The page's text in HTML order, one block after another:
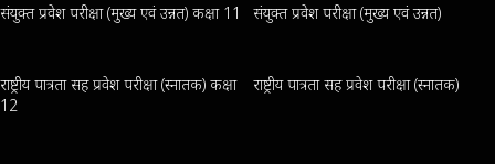
संयुक्त प्रवेश परीक्षा (मुख्य एवं उन्नत) कक्षा 11 संयुक्त प्रवेश परीक्षा (मुख्य एवं उन्नत)
राष्ट्रीय पात्रता सह प्रवेश परीक्षा (स्नातक) कक्षा
12
राष्ट्रीय पात्रता सह प्रवेश परीक्षा (स्नातक)